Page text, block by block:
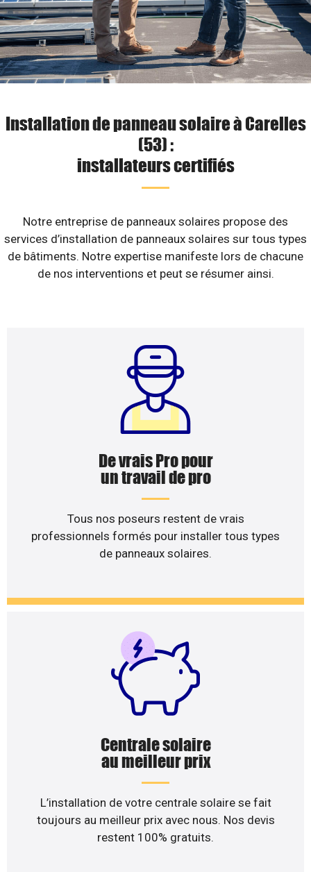
Installation de panneau solaire à Carelles
(53) :
installateurs certifiés
Notre entreprise de panneaux solaires propose des
services d’installation de panneaux solaires sur tous types
de bâtiments. Notre expertise manifeste lors de chacune
de nos interventions et peut se résumer ainsi.
De vrais Pro pour
un travail de pro
Tous nos poseurs restent de vrais
professionnels formés pour installer tous types
de panneaux solaires.
Centrale solaire
au meilleur prix
L’installation de votre centrale solaire se fait
toujours au meilleur prix avec nous. Nos devis
restent 100% gratuits.